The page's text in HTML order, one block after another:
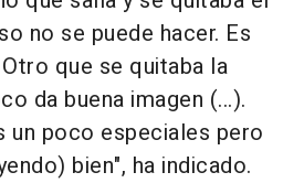
no se puede hacer. Es
que se quitaba la
da buena imagen (...).
un poco especiales pero
bien", ha indicado.